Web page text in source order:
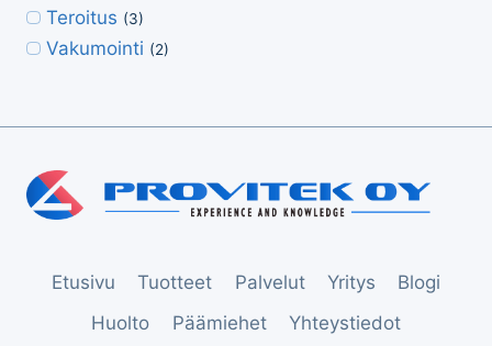
Teroitus (3)
Vakumointi (2)
Etusivu Tuotteet Palvelut Yritys
Blogi
Huolto
Päämiehet Yhteystiedot